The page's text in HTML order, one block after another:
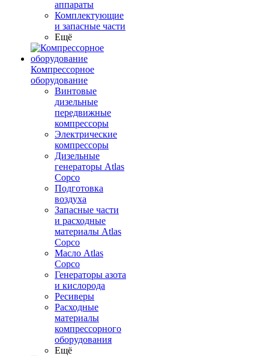
аппараты
Комплектующие
и запасные части
Ещё
Компрессорное
оборудование
Винтовые
дизельные
передвижные
компрессоры
Электрические
компрессоры
Дизельные
генераторы Atlas
Copco
Подготовка
воздуха
Запасные части
и расходные
материалы Atlas
Copco
Масло Atlas
Copco
Генераторы азота
и кислорода
Ресиверы
Расходные
материалы
компрессорного
оборудования
Ещё